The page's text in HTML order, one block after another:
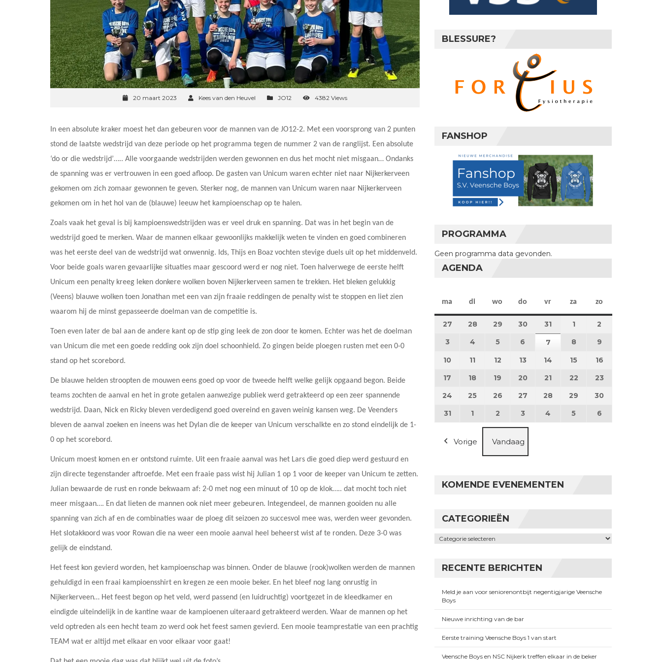
20 maart 2023 Kees van den Heuvel JO12 4382 Views
In een absolute kraker moest het dan gebeuren voor de mannen van de JO12-2. Met een voorsprong van 2 punten
stond de laatste wedstrijd van deze periode op het programma tegen de nummer 2 van de ranglijst. Een absolute
‘do or die wedstrijd’….. Alle voorgaande wedstrijden werden gewonnen en dus het mocht niet misgaan… Ondanks
de spanning was er vertrouwen in een goed afloop. De gasten van Unicum waren echter niet naar Nijkerkerveen
gekomen om zich zomaar gewonnen te geven. Sterker nog, de mannen van Unicum waren naar Nijkerkerveen
gekomen om in het hol van de (blauwe) leeuw het kampioenschap op te halen.
Zoals vaak het geval is bij kampioenswedstrijden was er veel druk en spanning. Dat was in het begin van de
wedstrijd goed te merken. Waar de mannen elkaar gewoonlijks makkelijk weten te vinden en goed combineren
was het eerste deel van de wedstrijd wat onwennig. Ids, Thijs en Boaz vochten stevige duels uit op het middenveld.
Voor beide goals waren gevaarlijke situaties maar gescoord werd er nog niet. Toen halverwege de eerste helft
Unicum een penalty kreeg leken donkere wolken boven Nijkerkerveen samen te trekken. Het bleken gelukkig
(Veens) blauwe wolken toen Jonathan met een van zijn fraaie reddingen de penalty wist te stoppen en liet zien
waarom hij de minst gepasseerde doelman van de competitie is.
Toen even later de bal aan de andere kant op de stip ging leek de zon door te komen. Echter was het de doelman
van Unicum die met een goede redding ook zijn doel schoonhield. Zo gingen beide ploegen rusten met een 0-0
stand op het scorebord.
De blauwe helden stroopten de mouwen eens goed op voor de tweede helft welke gelijk opgaand begon. Beide
teams zochten de aanval en het in grote getalen aanwezige publiek werd getrakteerd op een zeer spannende
wedstrijd. Daan, Nick en Ricky bleven verdedigend goed overeind en gaven weinig kansen weg. De Veenders
bleven de aanval zoeken en ineens was het Dylan die de keeper van Unicum verschalkte en zo stond eindelijk de 1-
0 op het scorebord.
Unicum moest komen en er ontstond ruimte. Uit een fraaie aanval was het Lars die goed diep werd gestuurd en
zijn directe tegenstander aftroefde. Met een fraaie pass wist hij Julian 1 op 1 voor de keeper van Unicum te zetten.
Julian bewaarde de rust en ronde bekwaam af: 2-0 met nog een minuut of 10 op de klok….. dat mocht toch niet
meer misgaan…. En dat lieten de mannen ook niet meer gebeuren. Integendeel, de mannen gooiden nu alle
spanning van zich af en de combinaties waar de ploeg dit seizoen zo succesvol mee was, werden weer gevonden.
Het slotakkoord was voor Rowan die na weer een mooie aanval heel beheerst wist af te ronden. Deze 3-0 was
gelijk de eindstand.
Het feest kon gevierd worden, het kampioenschap was binnen. Onder de blauwe (rook)wolken werden de mannen
gehuldigd in een fraai kampioensshirt en kregen ze een mooie beker. En het bleef nog lang onrustig in
Nijkerkerveen… Het feest begon op het veld, werd passend (en luidruchtig) voortgezet in de kleedkamer en
eindigde uiteindelijk in de kantine waar de kampioenen uiteraard getrakteerd werden. Waar de mannen op het
veld optreden als een hecht team zo werd ook het feest samen gevierd. Een mooie teamprestatie van een prachtig
TEAM wat er altijd met elkaar en voor elkaar voor gaat!
BLESSURE?
FANSHOP
PROGRAMMA
Geen programma data gevonden.
AGENDA
ma maandag
di dinsdag
wo woensdag
do donderdag
vr vrijdag
za zaterdag
zo
27 27 juli 2026
28 28 juli 2026
29 29 juli 2026
3030 juli 2026
31 31 juli 2026
11 augustus 2026
2
3 3 augustus 2026
4 4 augustus 2026
55 augustus 2026
6 6 augustus 2026
7 7 augustus 2026
8 8 augustus 2026
9
10 10 augustus 2026
11 11 augustus 2026
12 12 augustus 2026
13 13 augustus 2026
14 14 augustus 2026
15 15 augustus 2026
16
17 17 augustus 2026
18 18 augustus 2026
19 19 augustus 2026
20 20 augustus 2026
21 21 augustus 2026
22 22 augustus 2026
23
24 24 augustus 2026
25 25 augustus 2026
26 26 augustus 2026
27 27 augustus 2026
28 28 augustus 2026
29 29 augustus 2026
30
3131 augustus 2026
1 1 september 2026
2 2 september 2026
3 3 september 2026
4 4 september 2026
5 5 september 2026
6
Vorige Vandaag
KOMENDE EVENEMENTEN
CATEGORIEËN
Categorieën
RECENTE BERICHTEN
Meld je aan voor seniorenontbijt negentigjarige Veensche
Boys
Nieuwe inrichting van de bar
Eerste training Veensche Boys 1 van start
Veensche Boys en NSC Nijkerk treffen elkaar in de beker